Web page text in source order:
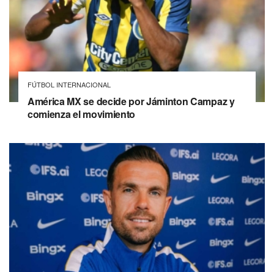
FÚTBOL INTERNACIONAL
América MX se decide por Jáminton Campaz y
comienza el movimiento